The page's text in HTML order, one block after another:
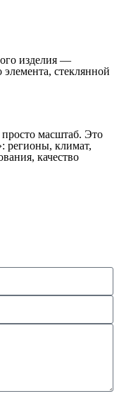
изделия —
стеклянной
масштаб. Это
регионы, климат,
качество